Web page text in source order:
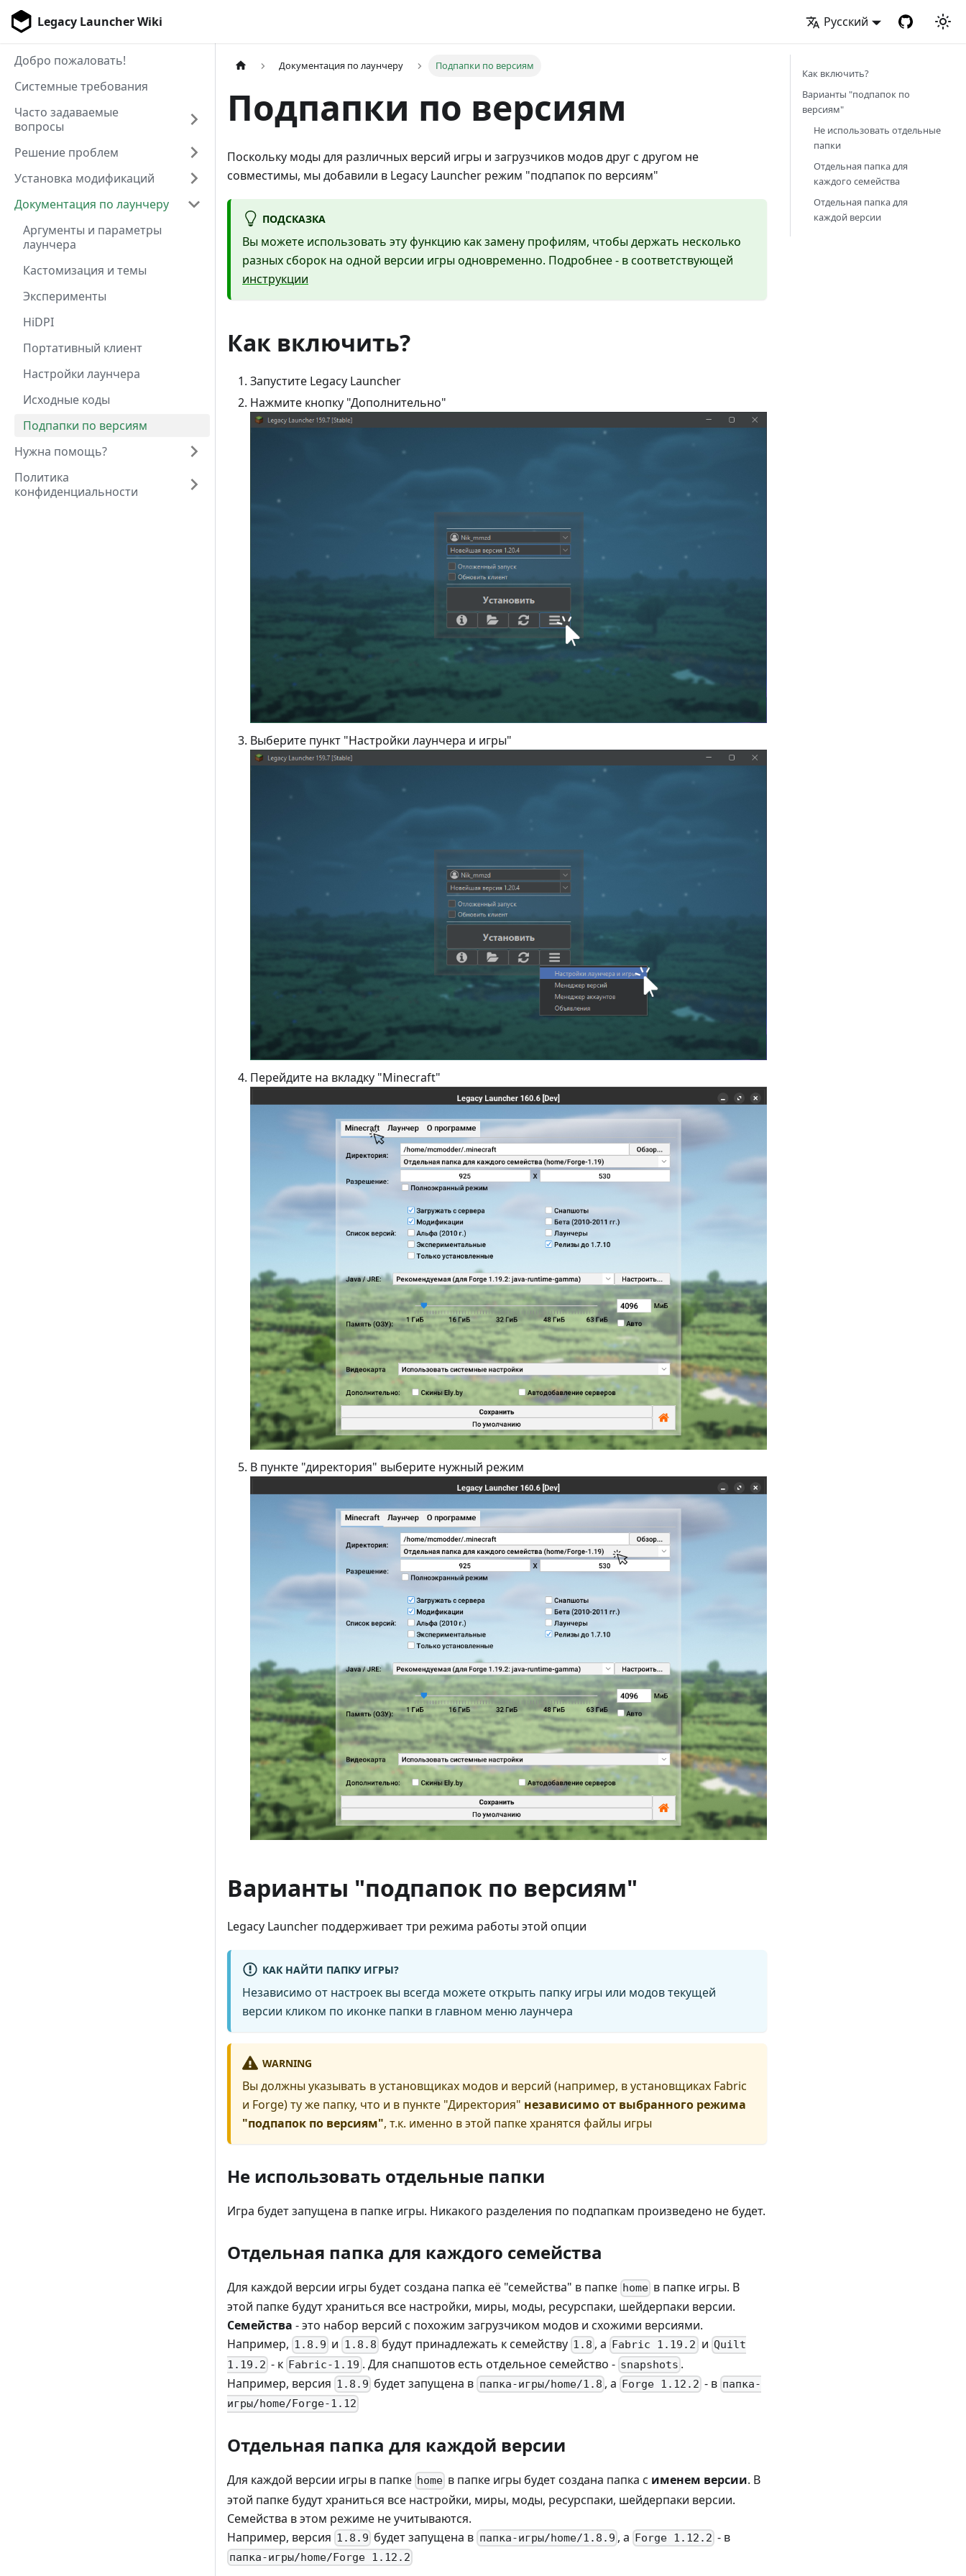
Legacy Launcher Wiki Русский
Добро пожаловать!
Системные требования
Часто задаваемые
вопросы
Решение проблем
Установка модификаций
Документация по лаунчеру
Аргументы и параметры
лаунчера
Кастомизация и темы
Эксперименты
HiDPI
Портативный клиент
Настройки лаунчера
Исходные коды
Подпапки по версиям
Нужна помощь?
Политика
конфиденциальности
Документация по лаунчеру Подпапки по версиям
Подпапки по версиям
Поскольку моды для различных версий игры и загрузчиков модов друг с другом не
совместимы, мы добавили в Legacy Launcher режим "подпапок по версиям"
ПОДСКАЗКА
Вы можете использовать эту функцию как замену профилям, чтобы держать несколько
разных сборок на одной версии игры одновременно. Подробнее - в соответствующей
инструкции
Как включить?
Запустите Legacy Launcher
Нажмите кнопку "Дополнительно"
Выберите пункт "Настройки лаунчера и игры"
Перейдите на вкладку "Minecraft"
В пункте "директория" выберите нужный режим
Варианты "подпапок по версиям"
Legacy Launcher поддерживает три режима работы этой опции
КАК НАЙТИ ПАПКУ ИГРЫ?
Независимо от настроек вы всегда можете открыть папку игры или модов текущей
версии кликом по иконке папки в главном меню лаунчера
WARNING
Вы должны указывать в установщиках модов и версий (например, в установщиках Fabric
и Forge) ту же папку, что и в пункте "Директория" независимо от выбранного режима
"подпапок по версиям", т.к. именно в этой папке хранятся файлы игры
Не использовать отдельные папки
Игра будет запущена в папке игры. Никакого разделения по подпапкам произведено не будет.
Отдельная папка для каждого семейства
Для каждой версии игры будет создана папка её "семейства" в папке home в папке игры. В
этой папке будут храниться все настройки, миры, моды, ресурспаки, шейдерпаки версии.
Семейства - это набор версий с похожим загрузчиком модов и схожими версиями.
Например, 1.8.9 и 1.8.8 будут принадлежать к семейству 1.8 , а Fabric 1.19.2 и Quilt
1.19.2 - к Fabric-1.19 . Для снапшотов есть отдельное семейство - snapshots .
Например, версия 1.8.9 будет запущена в папка-игры/home/1.8 , а Forge 1.12.2 - в папка-
игры/home/Forge-1.12
Отдельная папка для каждой версии
Для каждой версии игры в папке home в папке игры будет создана папка с именем версии. В
этой папке будут храниться все настройки, миры, моды, ресурспаки, шейдерпаки версии.
Семейства в этом режиме не учитываются.
Например, версия 1.8.9 будет запущена в папка-игры/home/1.8.9 , а Forge 1.12.2 - в
папка-игры/home/Forge 1.12.2
Как включить?
Варианты "подпапок по
версиям"
Не использовать отдельные
папки
Отдельная папка для
каждого семейства
Отдельная папка для
каждой версии